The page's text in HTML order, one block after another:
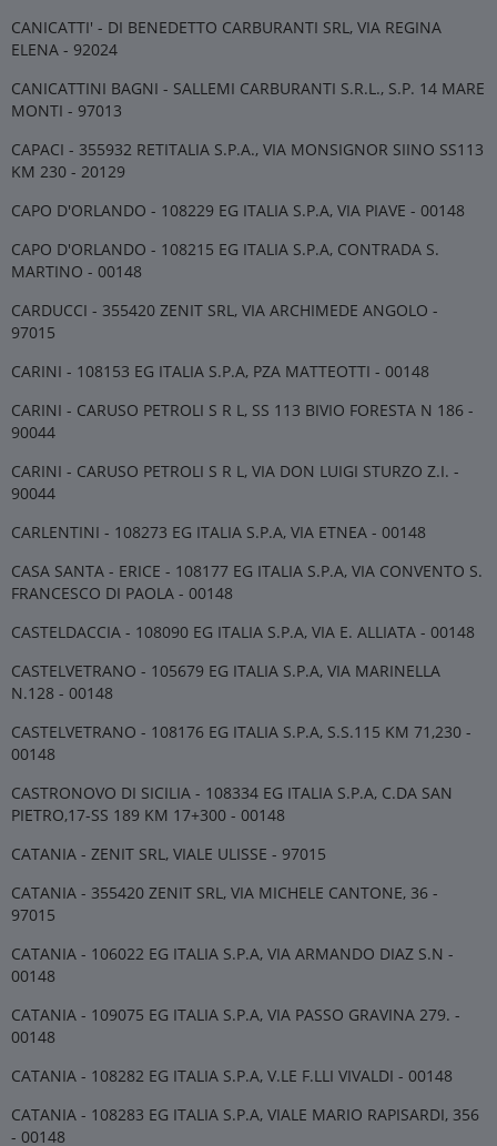
CANICATTI' - DI BENEDETTO CARBURANTI SRL, VIA REGINA
ELENA - 92024
CANICATTINI BAGNI - SALLEMI CARBURANTI S.R.L., S.P. 14 MARE
MONTI - 97013
CAPACI - 355932 RETITALIA S.P.A., VIA MONSIGNOR SIINO SS113
KM 230 - 20129
CAPO D'ORLANDO - 108229 EG ITALIA S.P.A, VIA PIAVE - 00148
CAPO D'ORLANDO - 108215 EG ITALIA S.P.A, CONTRADA S.
MARTINO - 00148
CARDUCCI - 355420 ZENIT SRL, VIA ARCHIMEDE ANGOLO -
97015
CARINI - 108153 EG ITALIA S.P.A, PZA MATTEOTTI - 00148
CARINI - CARUSO PETROLI S R L, SS 113 BIVIO FORESTA N 186 -
90044
CARINI - CARUSO PETROLI S R L, VIA DON LUIGI STURZO Z.I. -
90044
CARLENTINI - 108273 EG ITALIA S.P.A, VIA ETNEA - 00148
CASA SANTA - ERICE - 108177 EG ITALIA S.P.A, VIA CONVENTO S.
FRANCESCO DI PAOLA - 00148
CASTELDACCIA - 108090 EG ITALIA S.P.A, VIA E. ALLIATA - 00148
CASTELVETRANO - 105679 EG ITALIA S.P.A, VIA MARINELLA
N.128 - 00148
CASTELVETRANO - 108176 EG ITALIA S.P.A, S.S.115 KM 71,230 -
00148
CASTRONOVO DI SICILIA - 108334 EG ITALIA S.P.A, C.DA SAN
PIETRO,17-SS 189 KM 17+300 - 00148
CATANIA - ZENIT SRL, VIALE ULISSE - 97015
CATANIA - 355420 ZENIT SRL, VIA MICHELE CANTONE, 36 -
97015
CATANIA - 106022 EG ITALIA S.P.A, VIA ARMANDO DIAZ S.N -
00148
CATANIA - 109075 EG ITALIA S.P.A, VIA PASSO GRAVINA 279. -
00148
CATANIA - 108282 EG ITALIA S.P.A, V.LE F.LLI VIVALDI - 00148
CATANIA - 108283 EG ITALIA S.P.A, VIALE MARIO RAPISARDI, 356
- 00148